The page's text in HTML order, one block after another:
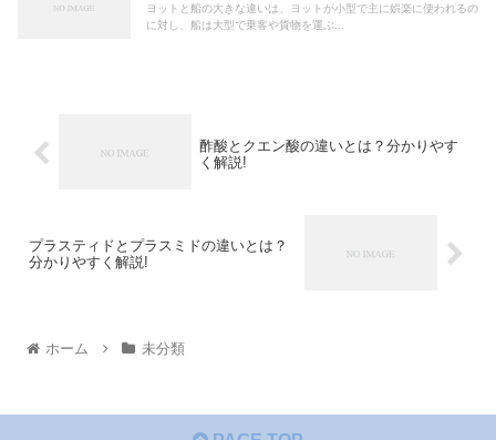
ヨットと船の大きな違いは、ヨットが小型で主に娯楽に使われるの
に対し、船は大型で乗客や貨物を運ぶ...
酢酸とクエン酸の違いとは？分かりやす
く解説!
プラスティドとプラスミドの違いとは？
分かりやすく解説!
ホーム 未分類